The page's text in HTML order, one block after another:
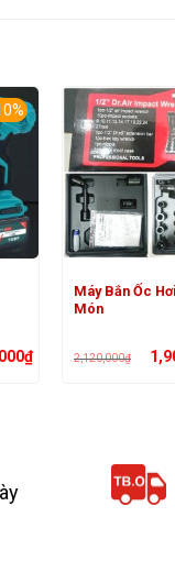
₫Giá
hiện
Máy Bắn Ốc
Món
2,120,000₫
Giá
gốc